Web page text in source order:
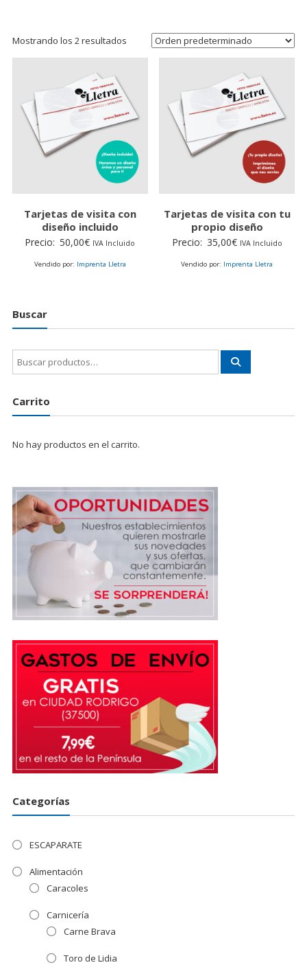
Mostrando los 2 resultados
Tarjetas de visita con
diseño incluido
Precio: 50,00€ IVA Incluido
Vendido por: Imprenta Lletra
Tarjetas de visita con tu
propio diseño
Precio: 35,00€ IVA Incluido
Vendido por: Imprenta Lletra
Buscar
Buscar
por:
Carrito
No hay productos en el carrito.
Categorías
ESCAPARATE
Alimentación
Caracoles
Carnicería
Carne Brava
Toro de Lidia